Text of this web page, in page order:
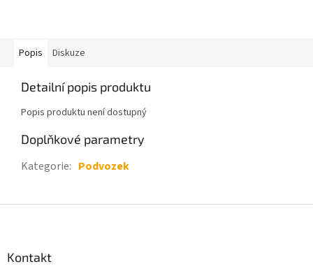
Popis Diskuze
Detailní popis produktu
Popis produktu není dostupný
Doplňkové parametry
Kategorie: Podvozek
Kontakt